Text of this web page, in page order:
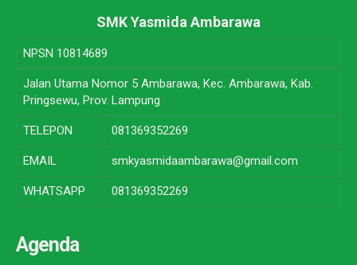
SMK Yasmida Ambarawa
NPSN 10814689
Jalan Utama Nomor 5 Ambarawa, Kec. Ambarawa, Kab.
Pringsewu, Prov. Lampung
TELEPON 081369352269
EMAIL smkyasmidaambarawa@gmail.com
WHATSAPP 081369352269
Agenda